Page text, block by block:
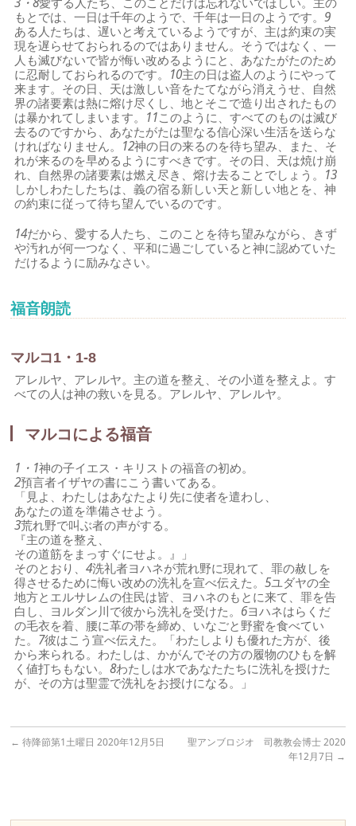
もとでは、一日は千年のようで、千年は一日のようです。9
ある人たちは、遅いと考えているようですが、主は約束の実
現を遅らせておられるのではありません。そうではなく、一
人も滅びないで皆が悔い改めるようにと、あなたがたのため
に忍耐しておられるのです。 10主の日は盗人のようにやって
来ます。その日、天は激しい音をたてながら消えうせ、自然
界の諸要素は熱に熔け尽くし、地とそこで造り出されたもの
は暴かれてしまいます。 11このように、すべてのものは滅び
去るのですから、あなたがたは聖なる信心深い生活を送らな
ければなりません。 12神の日の来るのを待ち望み、また、そ
れが来るのを早めるようにすべきです。その日、天は焼け崩
れ、自然界の諸要素は燃え尽き、熔け去ることでしょう。 13
しかしわたしたちは、義の宿る新しい天と新しい地とを、神
の約束に従って待ち望んでいるのです。
14だから、愛する人たち、このことを待ち望みながら、きず
や汚れが何一つなく、平和に過ごしていると神に認めていた
だけるように励みなさい。
福音朗読
マルコ1・1-8
アレルヤ、アレルヤ。主の道を整え、その小道を整えよ。す
べての人は神の救いを見る。アレルヤ、アレルヤ。
マルコによる福音
1・1神の子イエス・キリストの福音の初め。
2預言者イザヤの書にこう書いてある。
「見よ、わたしはあなたより先に使者を遣わし、
あなたの道を準備させよう。
3荒れ野で叫ぶ者の声がする。
『主の道を整え、
その道筋をまっすぐにせよ。』」
そのとおり、4洗礼者ヨハネが荒れ野に現れて、罪の赦しを
得させるために悔い改めの洗礼を宣べ伝えた。5ユダヤの全
地方とエルサレムの住民は皆、ヨハネのもとに来て、罪を告
白し、ヨルダン川で彼から洗礼を受けた。 6ヨハネはらくだ
の毛衣を着、腰に革の帯を締め、いなごと野蜜を食べてい
た。 7彼はこう宣べ伝えた。「わたしよりも優れた方が、後
から来られる。わたしは、かがんでその方の履物のひもを解
く値打ちもない。8わたしは水であなたたちに洗礼を授けた
が、その方は聖霊で洗礼をお授けになる。」
← 待降節第1土曜日 2020年12月5日
聖アンブロジオ 司教教会博士 2020
年12月7日 →